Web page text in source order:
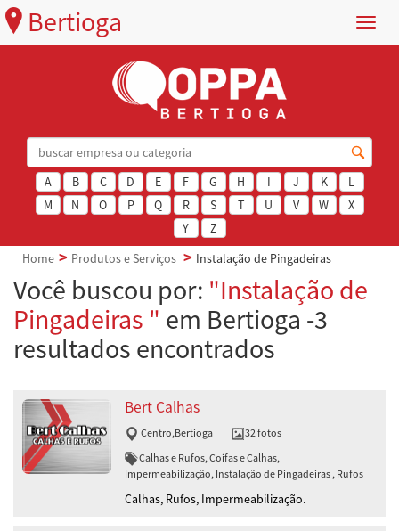
Menu
Bertioga
A B C D E F G H I J K
L
M
N O P Q R S T U V W
X
Y
Z
Home
Produtos e Serviços Instalação de Pingadeiras
Você buscou por: "Instalação de
Pingadeiras " em Bertioga -3
resultados encontrados
Bert Calhas
Centro,Bertioga
32 fotos
Calhas e Rufos, Coifas e Calhas,
Impermeabilização, Instalação de Pingadeiras , Rufos
Calhas, Rufos, Impermeabilização.